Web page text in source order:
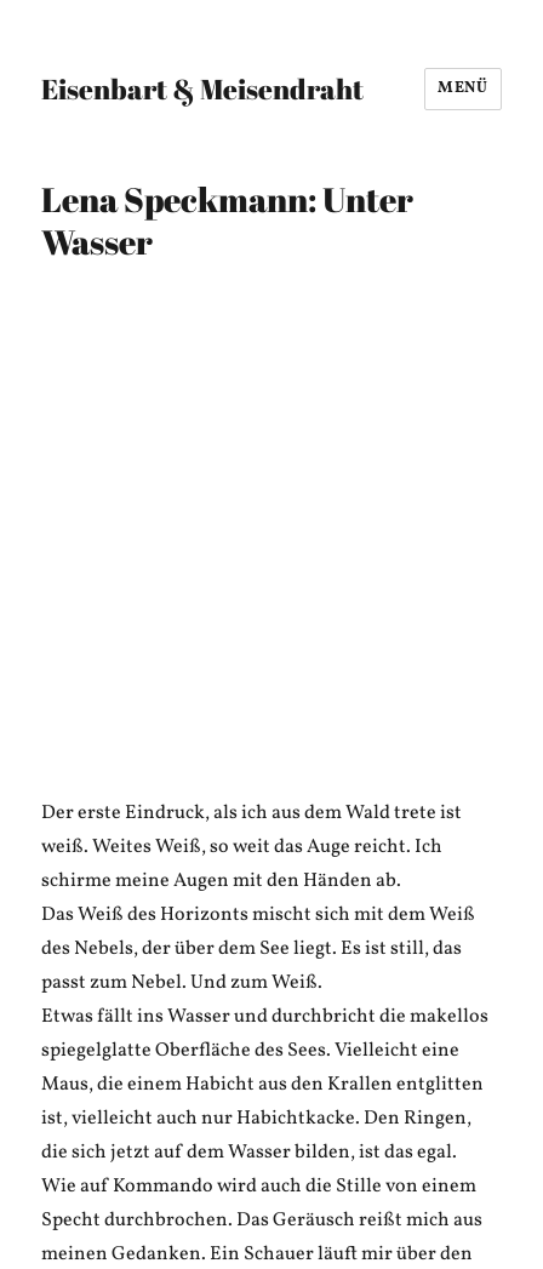
Eisenbart & Meisendraht MENÜ
Lena Speckmann: Unter
Wasser
Der erste Eindruck, als ich aus dem Wald trete ist
weiß. Weites Weiß, so weit das Auge reicht. Ich
schirme meine Augen mit den Händen ab.
Das Weiß des Horizonts mischt sich mit dem Weiß
des Nebels, der über dem See liegt. Es ist still, das
passt zum Nebel. Und zum Weiß.
Etwas fällt ins Wasser und durchbricht die makellos
spiegelglatte Oberfläche des Sees. Vielleicht eine
Maus, die einem Habicht aus den Krallen entglitten
ist, vielleicht auch nur Habichtkacke. Den Ringen,
die sich jetzt auf dem Wasser bilden, ist das egal.
Wie auf Kommando wird auch die Stille von einem
Specht durchbrochen. Das Geräusch reißt mich aus
meinen Gedanken. Ein Schauer läuft mir über den